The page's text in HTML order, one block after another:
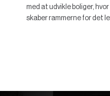
med at udvikle boliger,
skaber rammerne for det